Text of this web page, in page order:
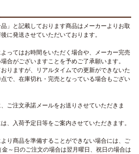
」と記載しております商品はメーカーよりお取
に発送させていただいております。
ってはお時間をいただく場合や、メーカー完売
合がございますことを予めご了承願います。
おりますが、リアルタイムでの更新ができないた
で、在庫切れ・完売となっている場合もござい
ご注文承諾メールをお送りさせていただきま
、入荷予定日等をご案内させていただきます。
り商品を準備することができない場合には、ご
～日のご注文の場合は翌月曜日、祝日の場合は